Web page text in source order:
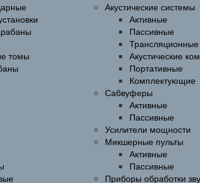
томы
Акустические системы
Активные
Пассивные
Трансляционные
Акустические
Портативные
Комплектующие
Сабвуферы
Активные
Пассивные
Усилители мощности
Микшерные пульты
Активные
Пассивные
Приборы обработки